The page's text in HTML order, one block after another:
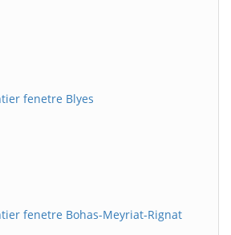
fenetre Blyes
fenetre Bohas-Meyriat-Rignat